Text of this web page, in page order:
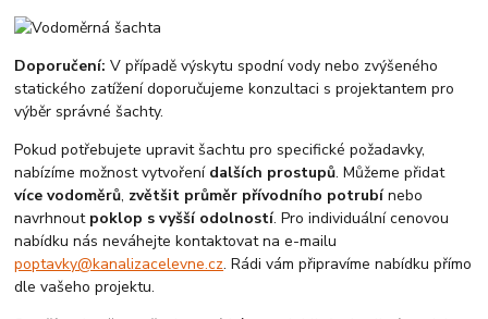
Doporučení: V případě výskytu spodní vody nebo zvýšeného
statického zatížení doporučujeme konzultaci s projektantem pro
výběr správné šachty.
Pokud potřebujete upravit šachtu pro specifické požadavky,
nabízíme možnost vytvoření dalších prostupů. Můžeme přidat
více vodoměrů, zvětšit průměr přívodního potrubínebo
navrhnout poklop s vyšší odolností. Pro individuální cenovou
nabídku nás neváhejte kontaktovat na e-mailu
poptavky@kanalizacelevne.cz. Rádi vám připravíme nabídku přímo
dle vašeho projektu.